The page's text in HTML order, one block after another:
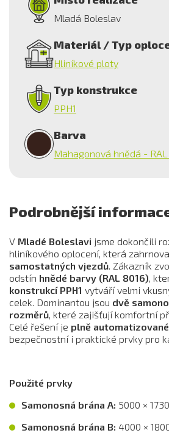
Mladá Boleslav
Materiál / Typ
Hliníkové ploty
Typ konstrukce
PPH1
Barva
Mahagonová hnědá - RAL
Podrobnější
V Mladé Boleslavi jsme dokončili
hliníkového oplocení, která
samostatných vjezdů. Zákazník
odstín hnědé barvy (RAL 8016),
konstrukcí PPH1 vytváří velmi
celek. Dominantou jsou dvě
rozměrů, které zajišťují komfortní
Celé řešení je plně automatizované
bezpečnostní i praktické prvky pro
Použité prvky
Samonosná brána A: 5000 ×
Samonosná brána B: 4000 ×